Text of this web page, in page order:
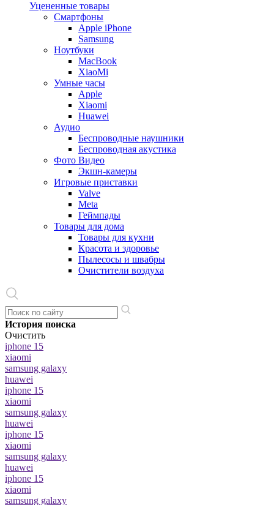
Уцененные товары
Cмартфоны
Apple iPhone
Samsung
Ноутбуки
MacBook
XiaoMi
Умные часы
Apple
Xiaomi
Huawei
Аудио
Беспроводные наушники
Беспроводная акустика
Фото Видео
Экшн-камеры
Игровые приставки
Valve
Meta
Геймпады
Товары для дома
Товары для кухни
Красота и здоровье
Пылесосы и швабры
Очистители воздуха
История поиска
Очистить
iphone 15
xiaomi
samsung galaxy
huawei
iphone 15
xiaomi
samsung galaxy
huawei
iphone 15
xiaomi
samsung galaxy
huawei
iphone 15
xiaomi
samsung galaxy